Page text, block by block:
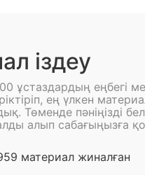
іздеу
ұстаздардың еңбегі
ең үлкен
Төменде пәніңізді
алып сабағыңызға
материал жиналған